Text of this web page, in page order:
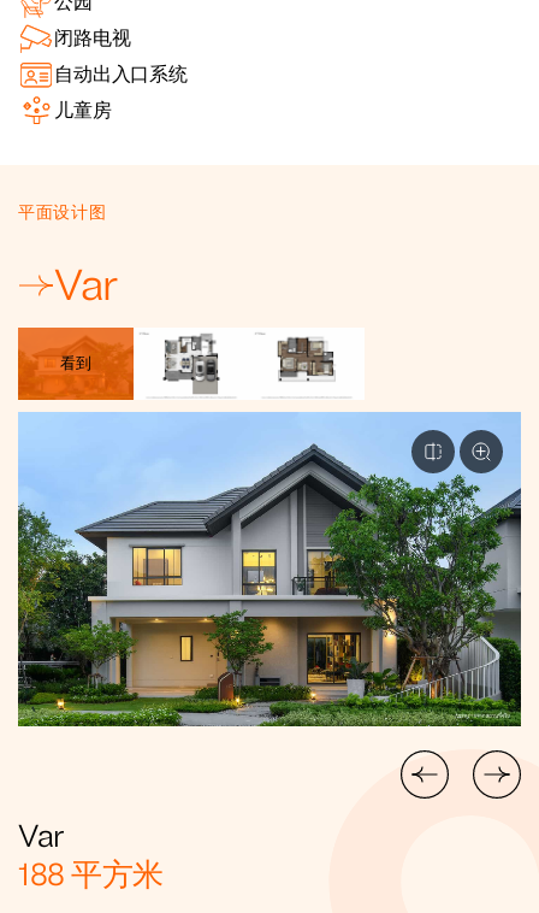
闭路电视
自动出入口系统
儿童房
平面设计图
Var
看到
Var
188平方米